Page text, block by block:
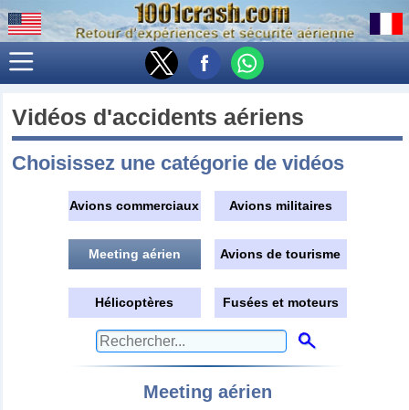
Vidéos d'accidents aériens
Choisissez une catégorie de vidéos
Avions commerciaux Avions militaires
Meeting aérien Avions de tourisme
Hélicoptères Fusées et moteurs
Meeting aérien